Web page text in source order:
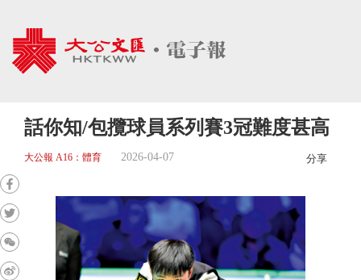
話你知/包攬球員系列賽3冠難度甚高
大公報 A16：體育 2026-04-07 分享